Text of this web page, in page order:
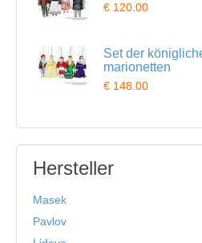
€ 120.00
Set der
marionetten
€ 148.00
Hersteller
Masek
Pavlov